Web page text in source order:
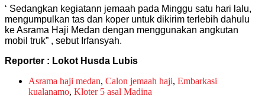
‘ Sedangkan kegiatann jemaah pada Minggu satu hari lalu,
mengumpulkan tas dan koper untuk dikirim terlebih dahulu
ke Asrama Haji Medan dengan menggunakan angkutan
mobil truk” , sebut Irfansyah.
Reporter : Lokot Husda Lubis
Asrama haji medan, Calon jemaah haji, Embarkasi
kualanamo, Kloter 5 asal Madina